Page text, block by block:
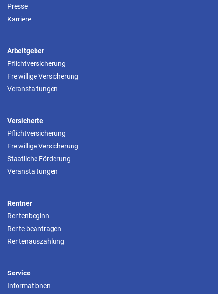
Presse
Karriere
Arbeitgeber
Pflichtversicherung
Freiwillige Versicherung
Veranstaltungen
Versicherte
Pflichtversicherung
Freiwillige Versicherung
Staatliche Förderung
Veranstaltungen
Rentner
Rentenbeginn
Rente beantragen
Rentenauszahlung
Service
Informationen